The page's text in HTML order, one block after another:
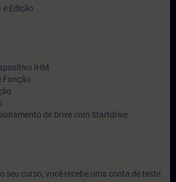
Edição
IHM
Função
de Drive com Startdrive
seu curso, você recebe uma conta de teste